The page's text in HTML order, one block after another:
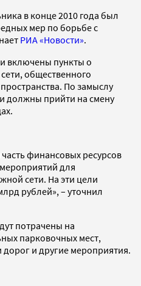
в конце 2010 года был
мер по борьбе с
РИА «Новости».
включены пункты о
общественного
По замыслу
должны прийти на смену
финансовых ресурсов
для
сети. На эти цели
рублей», – уточнил
потрачены на
парковочных мест,
и другие мероприятия.